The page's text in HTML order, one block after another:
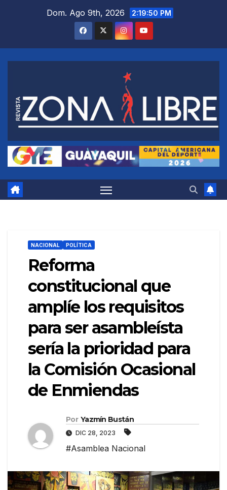
Dom. Ago 9th, 2026 2:19:51 PM
NACIONAL POLÍTICA
Reforma
constitucional que
amplíe los requisitos
para ser asambleísta
sería la prioridad para
la Comisión Ocasional
de Enmiendas
Por Yazmín Bustán
DIC 28, 2023
#Asamblea Nacional